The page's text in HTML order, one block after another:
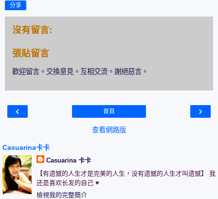
分享
沒有留言:
張貼留言
歡迎留言。交換意見。互相交流。謝絕惡言。
‹ ›
首頁
查看網路版
Casuarina卡卡
Casuarina 卡卡
【有遗憾的人生才是完美的人生，没有遗憾的人生才叫遗憾】 我
还是喜欢长发的自己 ♥
檢視我的完整簡介